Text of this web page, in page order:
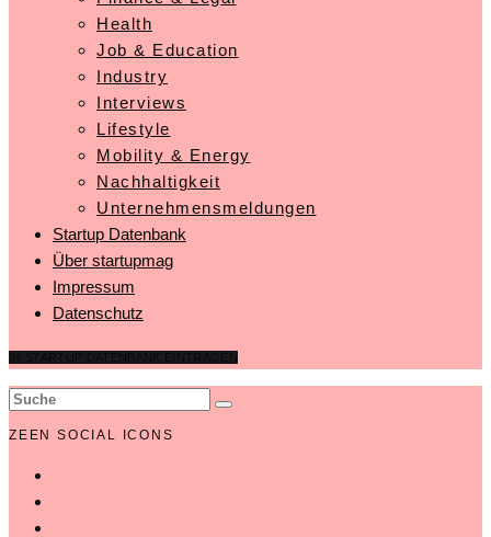
Health
Job & Education
Industry
Interviews
Lifestyle
Mobility & Energy
Nachhaltigkeit
Unternehmensmeldungen
Startup Datenbank
Über startupmag
Impressum
Datenschutz
ZEEN SOCIAL ICONS